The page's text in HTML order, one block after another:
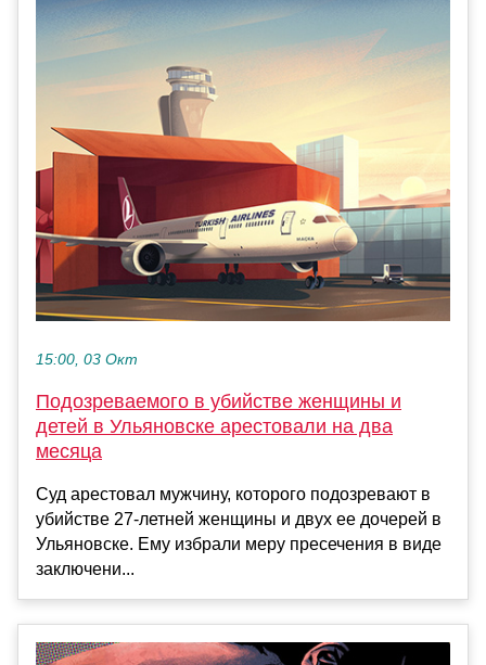
15:00, 03 Окт
Подозреваемого в убийстве женщины и
детей в Ульяновске арестовали на два
месяца
Суд арестовал мужчину, которого подозревают в
убийстве 27-летней женщины и двух ее дочерей в
Ульяновске. Ему избрали меру пресечения в виде
заключени...